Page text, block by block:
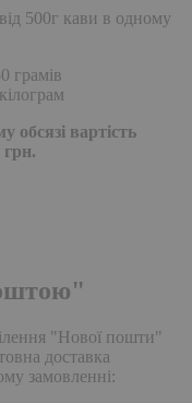
500г кави в одному
грамів
обсязі вартість
грн.
"Нової пошти"
доставка
замовленні: